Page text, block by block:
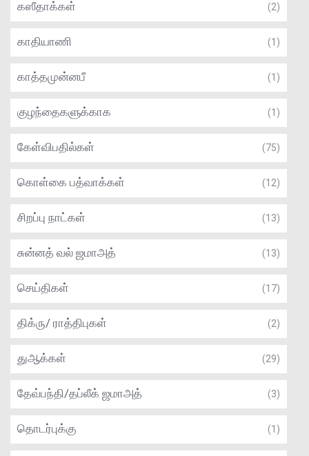
கஸீதாக்கள் (2)
காதியாணி (1)
காத்தமுன்னபீ (1)
குழந்தைகளுக்காக (1)
கேள்விபதில்கள் (75)
கொள்கை பத்வாக்கள் (12)
சிறப்பு நாட்கள் (13)
சுன்னத் வல் ஜமாஅத் (13)
செய்திகள் (17)
திக்ரு/ ராத்திபுகள் (2)
துஆக்கள் (29)
தேவ்பந்தி/தப்லீக் ஜமாஅத் (3)
தொடர்புக்கு (1)